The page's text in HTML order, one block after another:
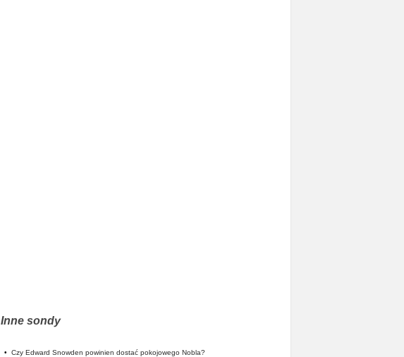
Inne sondy
• Czy Edward Snowden powinien dostać pokojowego Nobla?